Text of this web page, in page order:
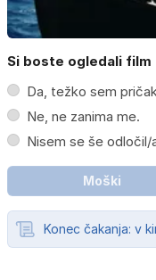
Si boste ogledali film
Da, težko sem
Ne, ne zanima me.
Nisem se še odločil/
Moški
Konec čakanja: v